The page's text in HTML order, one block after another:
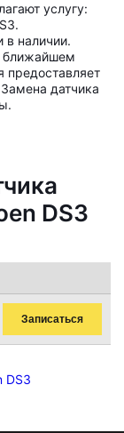
услугу:
в наличии.
ближайшем
предоставляет
датчика
DS3
Записаться
DS3